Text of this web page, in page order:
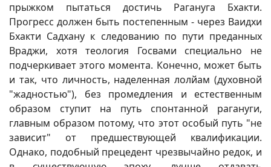
прыжком пытаться достичь Рагануга Бхакти.
Прогресс должен быть постепенным - через Ваидхи
Бхакти Садхану к следованию по пути преданных
Враджи, хотя теология Госвами специально не
подчеркивает этого момента. Конечно, может быть
и так, что личность, наделенная лолйам (духовной
"жадностью"), без промедления и естественным
образом ступит на путь спонтанной рагануги,
главным образом потому, что этот особый путь "не
зависит" от предшествующей квалификации.
Однако, подобный прецедент чрезвычайно редок, и